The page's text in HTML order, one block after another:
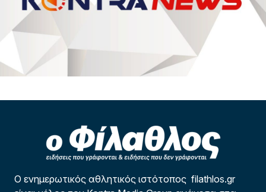
Ο ενημερωτικός αθλητικός ιστότοπος filathlos.gr